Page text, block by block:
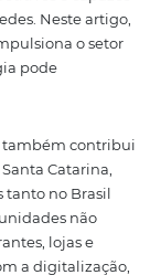
por
no
hotéis. Para
aOmnibees,
hoteleiros
competitivos e
hóspedes.
impulsiona